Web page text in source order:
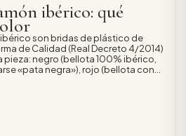
ibérico: qué
son bridas de plástico de
de Calidad (Real Decreto 4/2014)
negro (bellota 100% ibérico,
«pata negra»), rojo (bellota con
y la crianza; el porcentaje
vitola. Las DOP usan precintos